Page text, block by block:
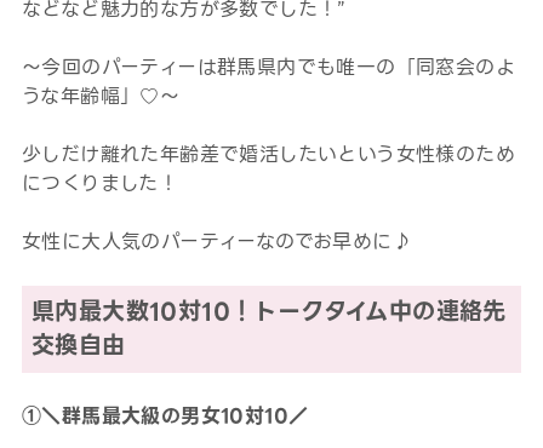
などなど魅力的な方が多数でした！”
～今回のパーティーは群馬県内でも唯一の「同窓会のよ
うな年齢幅」♡～
少しだけ離れた年齢差で婚活したいという女性様のため
につくりました！
女性に大人気のパーティーなのでお早めに♪
県内最大数10対10！トークタイム中の連絡先
交換自由
①＼群馬最大級の男女10対10／